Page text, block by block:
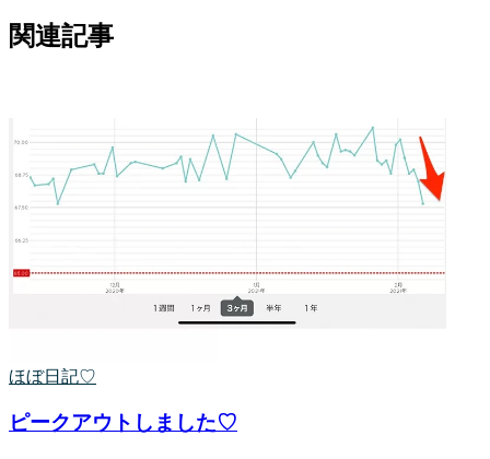
関連記事
ほぼ日記♡
ピークアウトしました♡